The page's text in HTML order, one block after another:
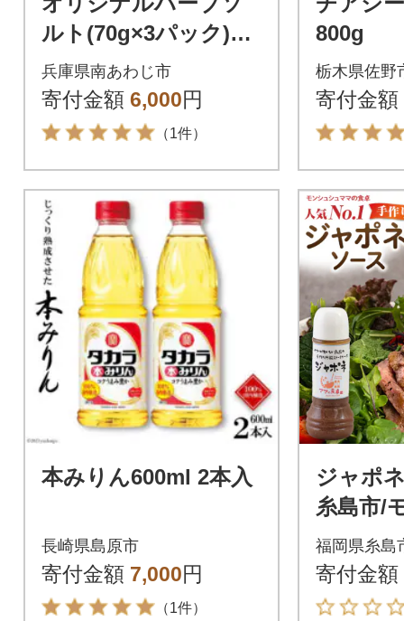
ルト(70g×3パック)
【メール便】
兵庫県南あわじ市
寄付金額 6,000円
（1件）
800g
栃木県佐野
寄付金額
本みりん600ml 2本入
長崎県島原市
寄付金額 7,000円
（1件）
ジャポ
糸島市/
ママの
おため
福岡県糸島
寄付金額